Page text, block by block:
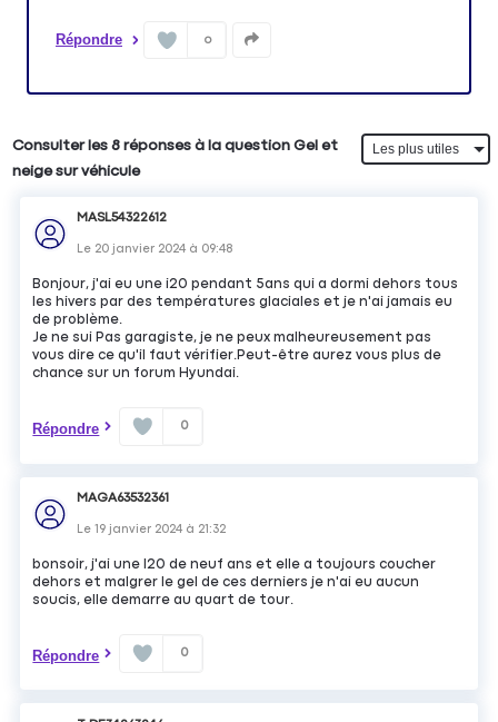
Répondre 0
Consulter les 8 réponses à la question Gel et
neige sur véhicule
MASL54322612
Le 20 janvier 2024 à 09:48
Bonjour, j'ai eu une i20 pendant 5ans qui a dormi dehors tous
les hivers par des températures glaciales et je n'ai jamais eu
de problème.
Je ne sui Pas garagiste, je ne peux malheureusement pas
vous dire ce qu'il faut vérifier.Peut-être aurez vous plus de
chance sur un forum Hyundai.
Répondre 0
MAGA63532361
Le19 janvier 2024 à 21:32
bonsoir, j'ai une I20 de neuf ans et elle a toujours coucher
dehors et malgrer le gel de ces derniers je n'ai eu aucun
soucis, elle demarre au quart de tour.
Répondre 0